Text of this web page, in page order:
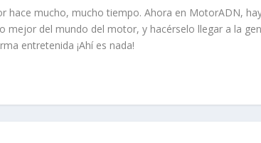
hace mucho, mucho tiempo. Ahora en MotorADN,
mejor del mundo del motor, y hacérselo llegar a la
entretenida ¡Ahí es nada!